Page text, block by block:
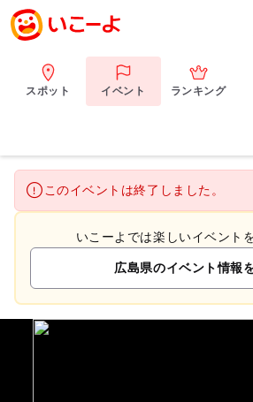
スポット イベント ランキング
このイベントは終了しました。
いこーよでは楽しいイベント
広島県のイベント情報